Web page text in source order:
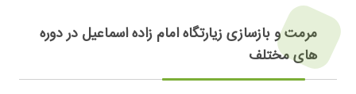
مرمت و بازسازی زیارتگاه امام زاده اسماعیل در دوره
های مختلف